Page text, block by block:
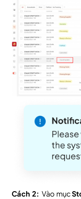
Cách 2: Vào mục